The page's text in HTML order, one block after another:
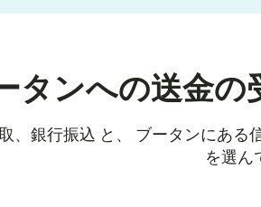
タンへの送金の
、銀行振込 と、 ブータンにある
を選ん